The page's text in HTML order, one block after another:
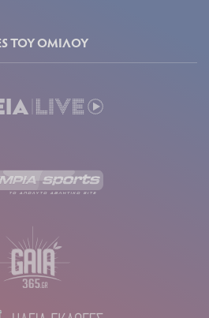
ΤΟΥ ΟΜΙΛΟΥ